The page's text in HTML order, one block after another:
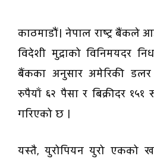
काठमाडौं। नेपाल राष्ट्र बैंकले
विदेशी मुद्राको विनिमयदर
बैंकका अनुसार अमेरिकी
रुपैयाँ ६२ पैसा र बिक्रीदर १५१
गरिएको छ ।
यस्तै, युरोपियन युरो एकको